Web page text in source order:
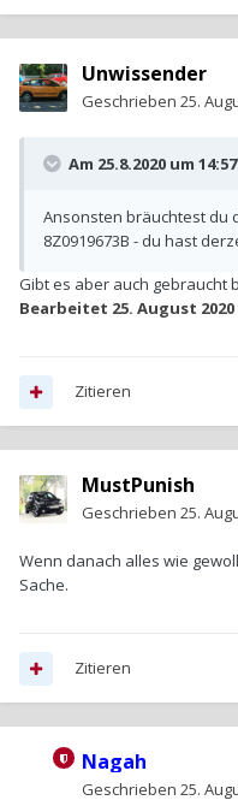
Unwissender
Geschrieben 25.
Am 25.8.2020 um
Ansonsten bräuchtest du
8Z0919673B - du hast
Gibt es aber auch gebraucht
Bearbeitet 25. August 2020
Zitieren
MustPunish
Geschrieben 25.
Wenn danach alles wie
Sache.
Zitieren
Nagah
Geschrieben 25.